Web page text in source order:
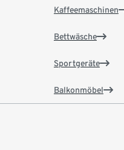
Kaffeemaschinen
Bettwäsche
Sportgeräte
Balkonmöbel